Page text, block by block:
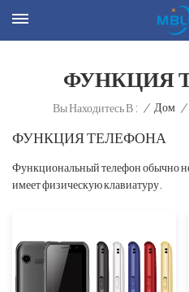
ФУНКЦИЯ
Вы Находитесь В : / Дом /
ФУНКЦИЯ ТЕЛЕФОНА
Функциональный телефон обычно
имеет физическую клавиатуру.